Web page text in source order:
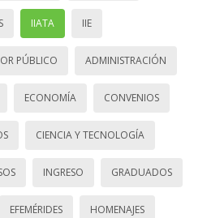
IIATA IIE
PÚBLICO ADMINISTRACIÓN
ECONOMÍA CONVENIOS
CIENCIA Y TECNOLOGÍA
INGRESO GRADUADOS
EFEMÉRIDES HOMENAJES